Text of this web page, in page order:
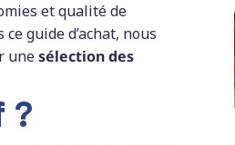
et qualité de
ce guide d’achat, nous
unesélection des
?